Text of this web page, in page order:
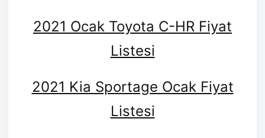
2021 Ocak Toyota C-HR Fiyat
Listesi
2021 Kia Sportage Ocak Fiyat
Listesi